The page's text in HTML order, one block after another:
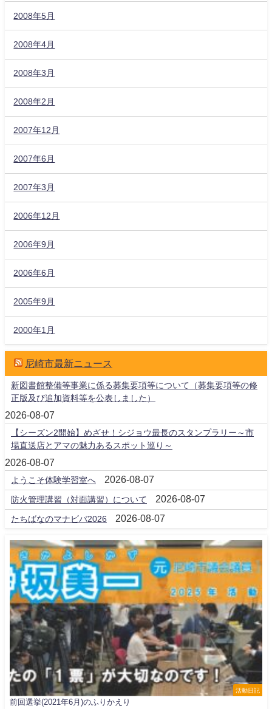
2008年5月
2008年4月
2008年3月
2008年2月
2007年12月
2007年6月
2007年3月
2006年12月
2006年9月
2006年6月
2005年9月
2000年1月
尼崎市最新ニュース
新図書館整備等事業に係る募集要項等について（募集要項等の修
正版及び追加資料等を公表しました）
2026-08-07
【シーズン2開始】めざせ！シジョウ最長のスタンプラリー～市
場直送店とアマの魅力あるスポット巡り～
2026-08-07
ようこそ体験学習室へ 2026-08-07
防火管理講習（対面講習）について 2026-08-07
たちばなのマナビバ2026 2026-08-07
活動日記
前回選挙(2021年6月)のふりかえり